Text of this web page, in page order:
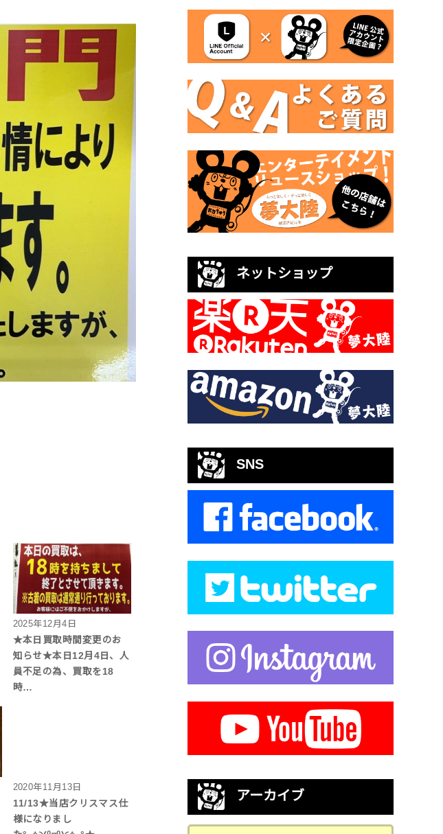
2025年12月4日
★本日買取時間変更のお
知らせ★本日12月4日、人
員不足の為、買取を18
時…
2020年11月13日
11/13★当店クリスマス仕
様になりまし
ネットショップ
SNS
アーカイブ